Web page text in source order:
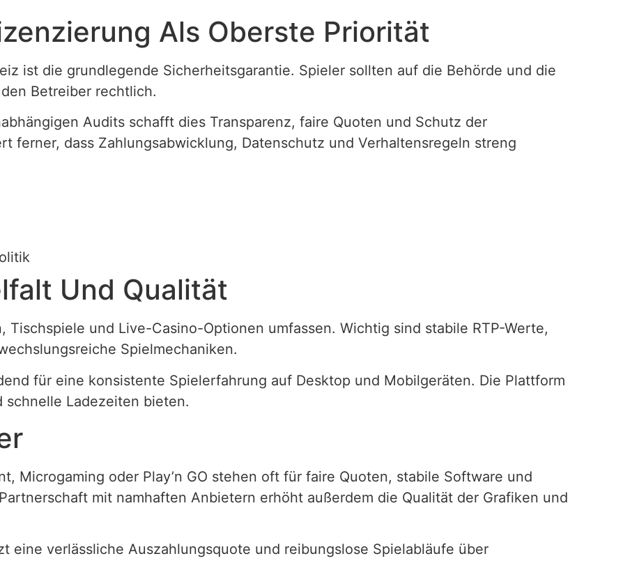
Als Oberste Priorität
ist die grundlegende Sicherheitsgarantie. Spieler sollten auf die Behörde und die
Betreiber rechtlich.
Audits schafft dies Transparenz, faire Quoten und Schutz der
ferner, dass Zahlungsabwicklung, Datenschutz und Verhaltensregeln streng
Und Qualität
Tischspiele und Live-Casino-Optionen umfassen. Wichtig sind stabile RTP-Werte,
Spielmechaniken.
für eine konsistente Spielerfahrung auf Desktop und Mobilgeräten. Die Plattform
Ladezeiten bieten.
Microgaming oder Play’n GO stehen oft für faire Quoten, stabile Software und
mit namhaften Anbietern erhöht außerdem die Qualität der Grafiken und
eine verlässliche Auszahlungsquote und reibungslose Spielabläufe über